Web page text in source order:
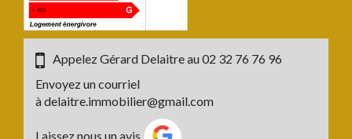
Appelez Gérard Delaitre au02 32 76 76 96
Envoyez un courriel
àdelaitre.immobilier@gmail.com
Laissez nous un avis